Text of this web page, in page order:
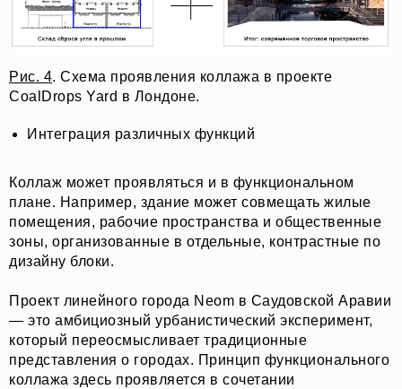
Рис. 4. Схема проявления коллажа в проекте
CoalDrops Yard в Лондоне.
Интеграция различных функций
Коллаж может проявляться и в функциональном
плане. Например, здание может совмещать жилые
помещения, рабочие пространства и общественные
зоны, организованные в отдельные, контрастные по
дизайну блоки.
Проект линейного города Neom в Саудовской Аравии
— это амбициозный урбанистический эксперимент,
который переосмысливает традиционные
представления о городах. Принцип функционального
коллажа здесь проявляется в сочетании